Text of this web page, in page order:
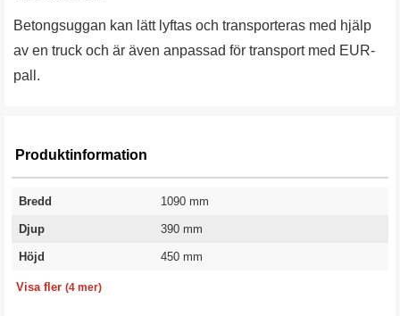
Betongsuggan kan lätt lyftas och transporteras med hjälp
av en truck och är även anpassad för transport med EUR-
pall.
Produktinformation
Bredd 1090 mm
Djup 390 mm
Höjd
450 mm
Visa fler (4 mer)